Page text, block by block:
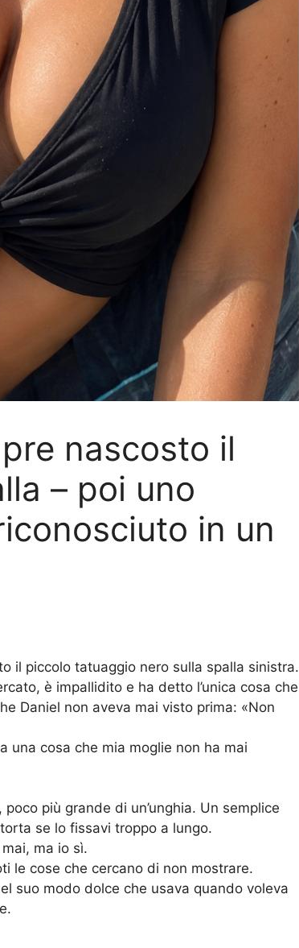
nascosto il
– poi uno
in un
il piccolo tatuaggio nero sulla spalla sinistra.
è impallidito e ha detto l’unica cosa che
Daniel non aveva mai visto prima: «Non
una cosa che mia moglie non ha mai
più grande di un’unghia. Un semplice
se lo fissavi troppo a lungo.
ma io sì.
le cose che cercano di non mostrare.
suo modo dolce che usava quando voleva